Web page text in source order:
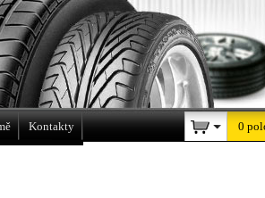
Kontakty 0